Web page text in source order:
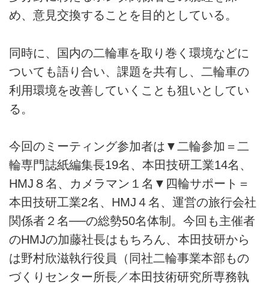
め、意見交換することを目的としている。
同時に、国内の二輪車を取り巻く環境などに
ついても語り合い、課題を共有し、二輪車の
利用環境を改善していくことも狙いとしてい
る。
今回のミーティング参加者は▼二輪参加＝二
輪専門誌紙編集長19名、本田技研工業14名、
HMJ８名、カメラマン１名▼四輪サポート＝
本田技研工業2名、HMJ４名、運営の旅行会社
関係者２名──の総勢50名体制。今回も主催者
のHMJの加藤社長はもちろん、本田技研から
は野村欣滋執行役員（同社二輪事業本部もの
づくりセンター所長／本田技術研究所専務執